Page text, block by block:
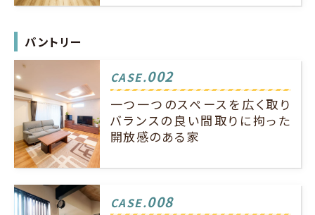
パントリー
CASE.002
一つ一つのスペースを広く取り
バランスの良い間取りに拘った
開放感のある家
CASE.008